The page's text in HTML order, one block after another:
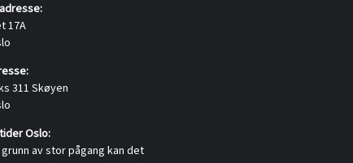
17A
311 Skøyen
Oslo:
grunn av stor pågang kan det